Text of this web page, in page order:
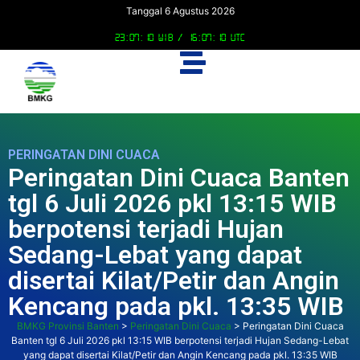
Tanggal 6 Agustus 2026
23:07:11 WIB / 16:07:11 UTC
PERINGATAN DINI CUACA
Peringatan Dini Cuaca Banten
tgl 6 Juli 2026 pkl 13:15 WIB
berpotensi terjadi Hujan
Sedang-Lebat yang dapat
disertai Kilat/Petir dan Angin
Kencang pada pkl. 13:35 WIB
BMKG Provinsi Banten > Peringatan Dini Cuaca > Peringatan Dini Cuaca
Banten tgl 6 Juli 2026 pkl 13:15 WIB berpotensi terjadi Hujan Sedang-Lebat
yang dapat disertai Kilat/Petir dan Angin Kencang pada pkl. 13:35 WIB